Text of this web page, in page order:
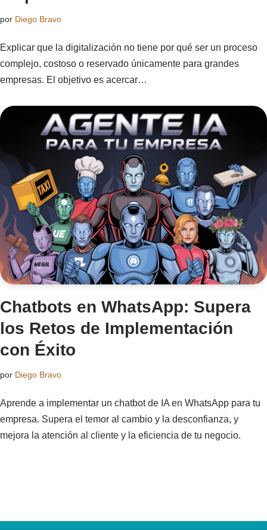
por Diego Bravo
Explicar que la digitalización no tiene por qué ser un proceso
complejo, costoso o reservado únicamente para grandes
empresas. El objetivo es acercar…
Chatbots en WhatsApp: Supera
los Retos de Implementación
con Éxito
por Diego Bravo
Aprende a implementar un chatbot de IA en WhatsApp para tu
empresa. Supera el temor al cambio y la desconfianza, y
mejora la atención al cliente y la eficiencia de tu negocio.